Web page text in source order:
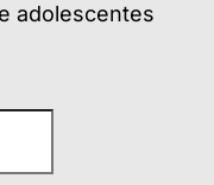
adolescentes